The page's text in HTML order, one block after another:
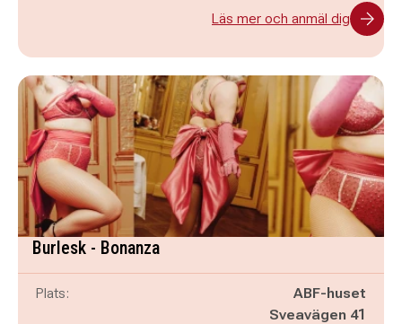
Läs mer och anmäl dig
Burlesk - Bonanza
Plats:
ABF-huset
Sveavägen 41